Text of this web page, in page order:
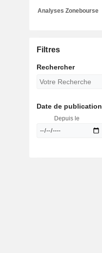
Analyses Zonebourse
Filtres
Rechercher
Date de publication
Depuis le